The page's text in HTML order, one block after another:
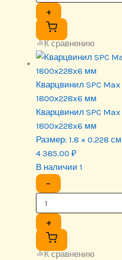
+
К сравнению
Кварцвинил SPC Max
1800x228x6 мм
Кварцвинил SPC Max
1800x228x6 мм
Размер: 1.8 × 0.228
4 385.00 ₽
В наличии 1
−
+
К сравнению